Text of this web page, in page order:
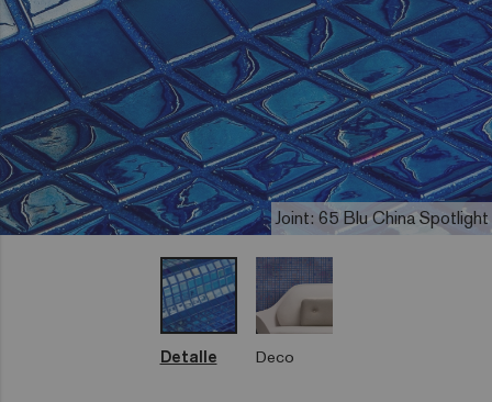
Joint: 65 Blu China Spotlight
Detalle Deco